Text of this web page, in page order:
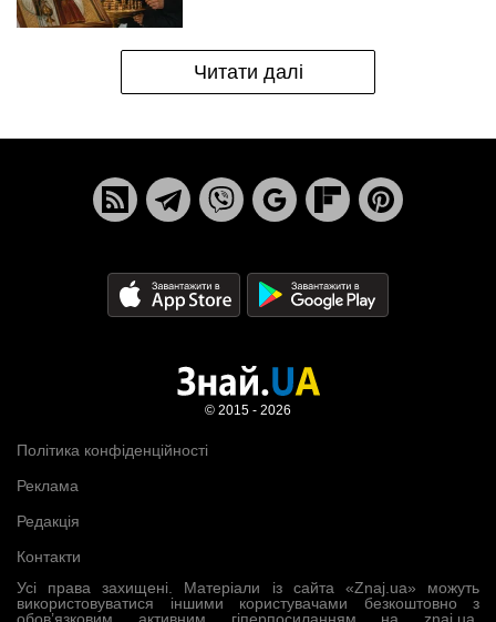
Читати далі
Усі права захищені. Матеріали із сайта «Znaj.ua» можуть
використовуватися іншими користувачами безкоштовно з
обов’язковим активним гіперпосиланням на znaj.ua,
Політика конфіденційності
Реклама
Редакція
Контакти
© 2015 - 2026